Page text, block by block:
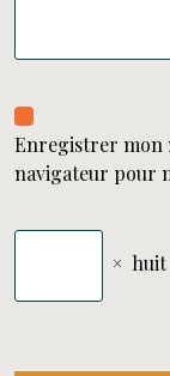
Enregistrer mon
navigateur pour
× huit